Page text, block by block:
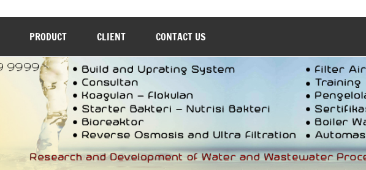
PRODUCT CLIENT CONTACT US